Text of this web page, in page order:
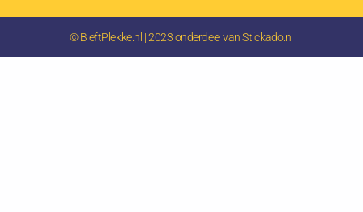
© BleftPlekke.nl | 2023 onderdeel van Stickado.nl